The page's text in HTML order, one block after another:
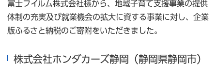
富士フイルム株式会社様から、地域子育て支援事業の提供
体制の充実及び就業機会の拡大に資する事業に対し、企業
版ふるさと納税のご寄附をいただきました。
株式会社ホンダカーズ静岡（静岡県静岡市）